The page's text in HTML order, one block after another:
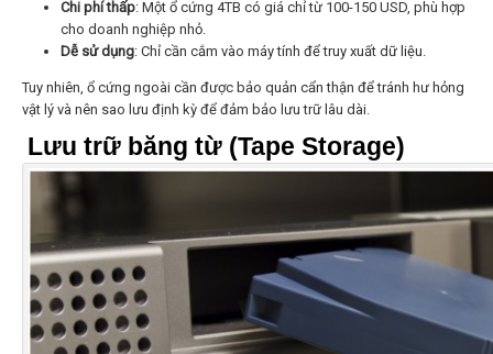
Chi phí thấp: Một ổ cứng 4TB có giá chỉ từ 100-150 USD, phù hợp
cho doanh nghiệp nhỏ.
Dễ sử dụng: Chỉ cần cắm vào máy tính để truy xuất dữ liệu.
Tuy nhiên, ổ cứng ngoài cần được bảo quản cẩn thận để tránh hư hỏng
vật lý và nên sao lưu định kỳ để đảm bảo lưu trữ lâu dài.
Lưu trữ băng từ (Tape Storage)